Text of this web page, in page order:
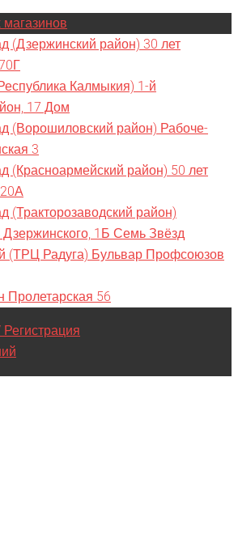
(Дзержинский район) 30 лет
Калмыкия) 1-й
17 Дом
(Ворошиловский район) Рабоче-
3
(Красноармейский район) 50 лет
(Тракторозаводский район)
1Б Семь Звёзд
(ТРЦ Радуга) Бульвар Профсоюзов
56